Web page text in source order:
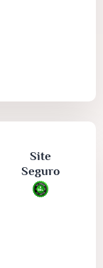
Site
Seguro